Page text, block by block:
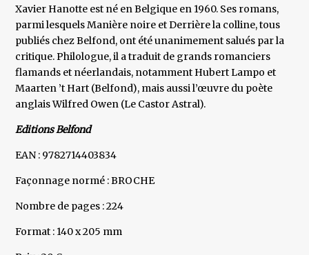
Xavier Hanotte est né en Belgique en 1960. Ses romans,
parmi lesquels Manière noire et Derrière la colline, tous
publiés chez Belfond, ont été unanimement salués par la
critique. Philologue, il a traduit de grands romanciers
flamands et néerlandais, notamment Hubert Lampo et
Maarten ’t Hart (Belfond), mais aussi l’œuvre du poète
anglais Wilfred Owen (Le Castor Astral).
Editions Belfond
EAN : 9782714403834
Façonnage normé : BROCHE
Nombre de pages : 224
Format : 140 x 205 mm